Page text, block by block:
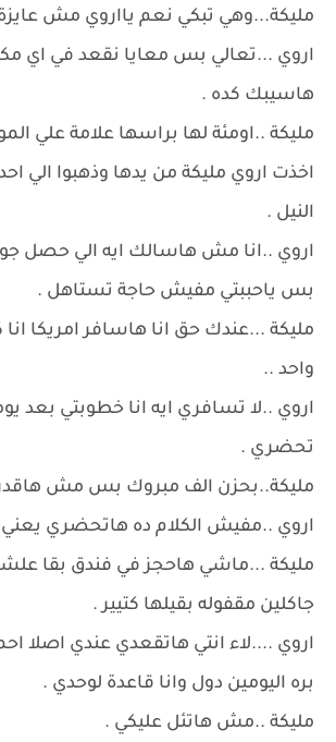
مليكة...وهي تبكي نعم يااروي مش
اروي ...تعالي بس معايا نقعد في اي
هاسيبك كده .
مليكة ..اومئة لها براسها علامة علي
اخذت اروي مليكة من يدها وذهبوا الي
النيل .
اروي ..انا مش هاسالك ايه الي حصل
بس ياحببتي مفيش حاجة تستاهل .
مليكة ...عندك حق انا هاسافر امريكا
واحد ..
اروي ..لا تسافري ايه انا خطوبتي بعد
تحضري .
مليكة..بحزن الف مبروك بس مش هاقدر
اروي ..مفيش الكلام ده هاتحضري
مليكة ...ماشي هاحجز في فندق بقا
جاكلين مقفوله بقيلها كتيير .
اروي ....لاء انتي هاتقعدي عندي اصلا
بره اليومين دول وانا قاعدة لوحدي .
مليكة ..مش هاتئل عليكي .